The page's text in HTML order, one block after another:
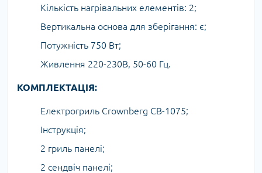
Кількість нагрівальних елементів: 2;
Вертикальна основа для зберігання: є;
Потужність 750 Вт;
Живлення 220-230В, 50-60 Гц.
КОМПЛЕКТАЦІЯ:
Електрогриль Crownberg CB-1075;
Інструкція;
2 гриль панелі;
2 сендвіч панелі;